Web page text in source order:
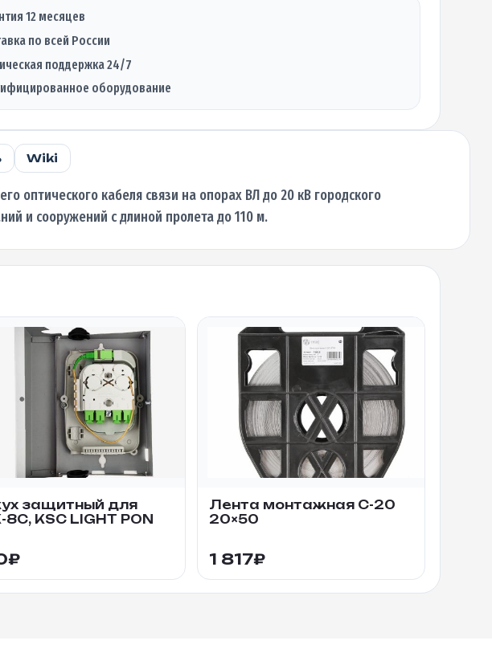
12 месяцев
по всей России
поддержка 24/7
оборудование
Wiki
оптического кабеля связи на опорах ВЛ до 20 кВ городского
и сооружений с длиной пролета до 110 м.
защитный для
KSC LIGHT PON
₽
Лента монтажная C-20
20×50
1 817₽